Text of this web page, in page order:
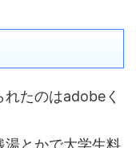
たのはadobeく
湯とかで大学生料